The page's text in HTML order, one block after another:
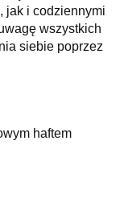
jak i codziennymi
wszystkich
siebie poprzez
haftem